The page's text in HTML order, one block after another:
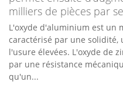
milliers de pièces par
L'oxyde d'aluminium est un
caractérisé par une solidité,
l'usure élevées. L'oxyde de
par une résistance
qu'un...